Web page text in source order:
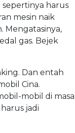
sepertinya harus
mesin naik
Mengatasinya,
gas. Bejek
Dan entah
Cina.
mobil di masa
jadi